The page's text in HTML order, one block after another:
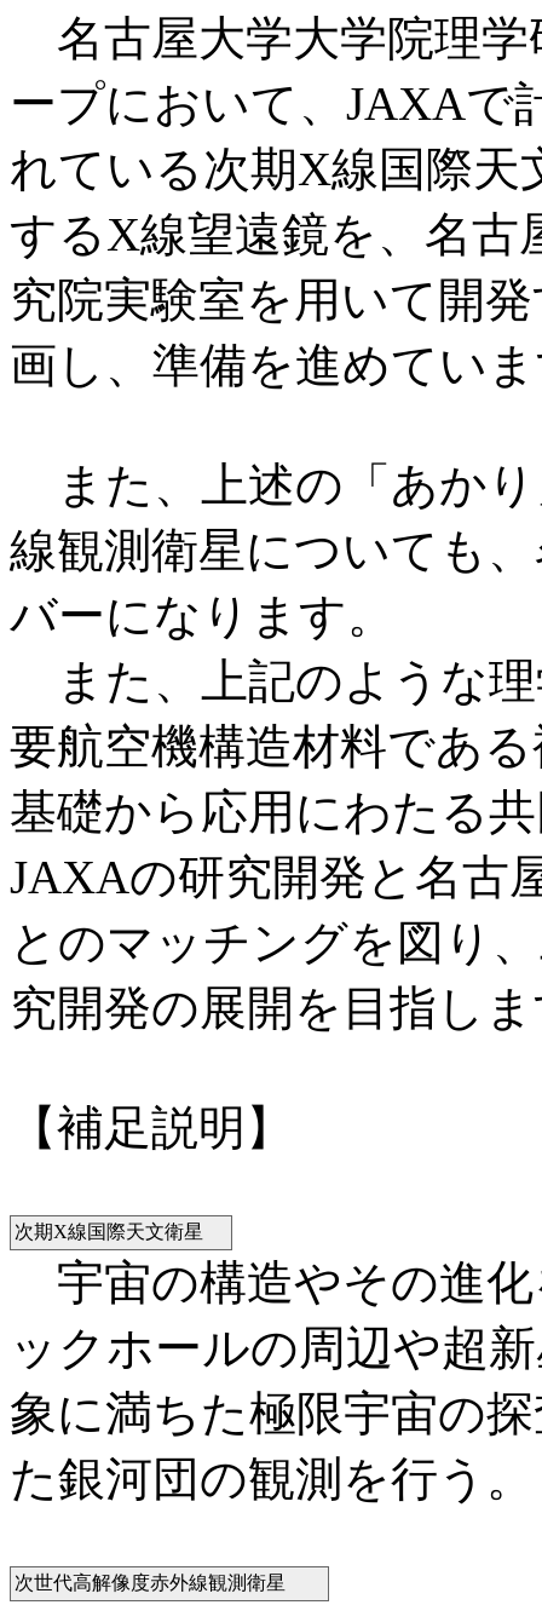
名古屋大学大学院理学
ープにおいて、JAXAで
れている次期X線国際天
するX線望遠鏡を、名古
究院実験室を用いて開
画し、準備を進めてい
また、上述の「あか
線観測衛星についても
バーになります。
また、上記のような
要航空機構造材料であ
基礎から応用にわたる
JAXAの研究開発と名古
とのマッチングを図り
究開発の展開を目指し
【補足説明】
次期X線国際天文衛星
宇宙の構造やその進
ックホールの周辺や超
象に満ちた極限宇宙の
た銀河団の観測を行う。
次世代高解像度赤外線観測衛星